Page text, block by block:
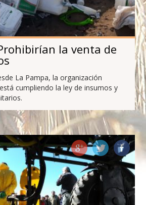
la venta de
La Pampa, la organización
cumpliendo la ley de insumos y